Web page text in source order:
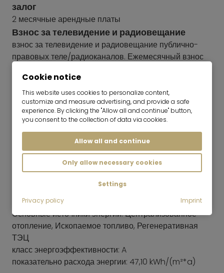
залог
2 месячные арендные платы
Взнос за телевидение и радиовещание
взнос за телевидение и радиовещание публично-
правовых теле/радиоканалов. Ежемесячный взнос
арендатор должен оплачивать его непосредственно
ARD ZDF Deutschlandradio, Beitragsservice. Этот
взнос не входит в арендную плату, если не указано
иначе. --- Без русского телевидения; арендатор при
информацию о русских каналах здесь:
information
Энергетический паспорт
тип энергетического паспорта: Сертификат
востребованности
Основные источники энергии: Централизованное
отопление, Ископаемое топливо, Регенеративная
ТЭЦ
класс энергоэффективности: A
показательно расхода энергии: 47,10 kWh/(m²*a)
Cookie notice
This website uses cookies to personalize content,
customize and measure advertising, and provide a safe
experience. By clicking the "Allow all and continue" button,
you consent to the collection of data via cookies.
Allow all and continue
Only allow necessary cookies
Settings
Privacy policy
Imprint